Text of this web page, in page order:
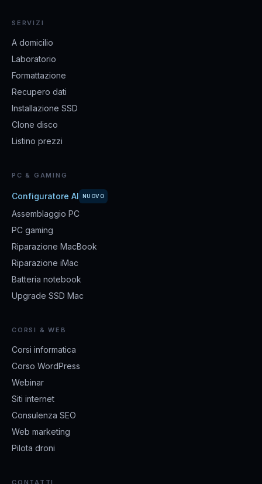
SERVIZI
A domicilio
Laboratorio
Formattazione
Recupero dati
Installazione SSD
Clone disco
Listino prezzi
PC & GAMING
Configuratore AI NUOVO
Assemblaggio PC
PC gaming
Riparazione MacBook
Riparazione iMac
Batteria notebook
Upgrade SSD Mac
CORSI & WEB
Corsi informatica
Corso WordPress
Webinar
Siti internet
Consulenza SEO
Web marketing
Pilota droni
CONTATTI